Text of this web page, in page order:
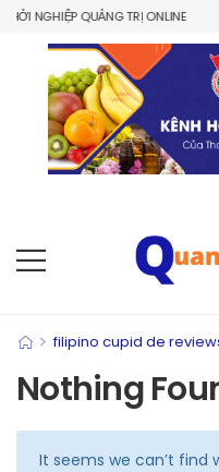
NGHIỆP QUẢNG TRỊ ONLINE
> filipino cupid de
Nothing
It seems we can’t find